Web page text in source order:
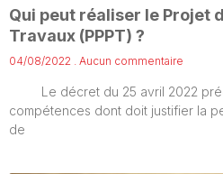
Qui peut réaliser le Projet
Travaux (PPPT) ?
04/08/2022 Aucun commentaire
Le décret du 25 avril 2022
compétences dont doit justifier la
de